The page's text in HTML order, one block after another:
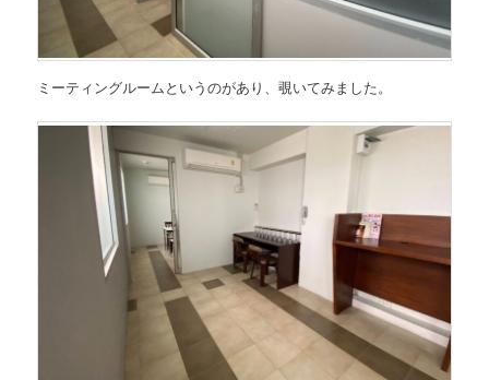
ミーティングルームというのがあり、覗いてみました。